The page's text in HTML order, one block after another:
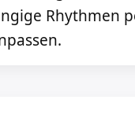
Rhythmen